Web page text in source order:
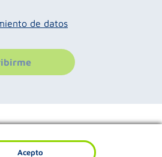
Acepto
de datos